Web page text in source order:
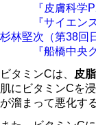
『皮膚科学
『サイエン
杉林堅次（第38回
『船橋中央
ビタミンCは、
皮
肌にビタミンCを
が溜まって悪化す